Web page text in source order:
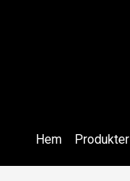
Hem Produkter